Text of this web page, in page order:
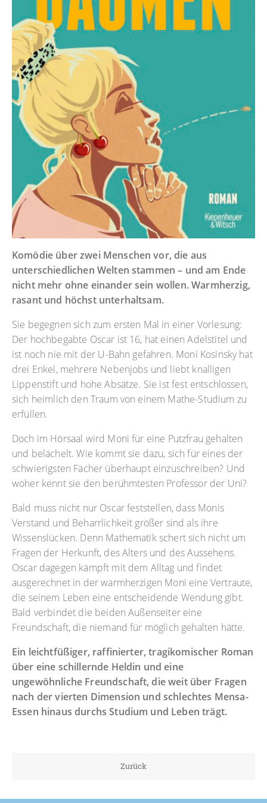
Komödie über zwei Menschen vor, die aus
unterschiedlichen Welten stammen – und am Ende
nicht mehr ohne einander sein wollen. Warmherzig,
rasant und höchst unterhaltsam.
Sie begegnen sich zum ersten Mal in einer Vorlesung:
Der hochbegabte Oscar ist 16, hat einen Adelstitel und
ist noch nie mit der U-Bahn gefahren. Moni Kosinsky hat
drei Enkel, mehrere Nebenjobs und liebt knalligen
Lippenstift und hohe Absätze. Sie ist fest entschlossen,
sich heimlich den Traum von einem Mathe-Studium zu
erfüllen.
Doch im Hörsaal wird Moni für eine Putzfrau gehalten
und belächelt. Wie kommt sie dazu, sich für eines der
schwierigsten Fächer überhaupt einzuschreiben? Und
woher kennt sie den berühmtesten Professor der Uni?
Bald muss nicht nur Oscar feststellen, dass Monis
Verstand und Beharrlichkeit größer sind als ihre
Wissenslücken. Denn Mathematik schert sich nicht um
Fragen der Herkunft, des Alters und des Aussehens.
Oscar dagegen kämpft mit dem Alltag und findet
ausgerechnet in der warmherzigen Moni eine Vertraute,
die seinem Leben eine entscheidende Wendung gibt.
Bald verbindet die beiden Außenseiter eine
Freundschaft, die niemand für möglich gehalten hätte.
Ein leichtfüßiger, raffinierter, tragikomischer Roman
über eine schillernde Heldin und eine
ungewöhnliche Freundschaft, die weit über Fragen
nach der vierten Dimension und schlechtes Mensa-
Essen hinaus durchs Studium und Leben trägt.
Zurück